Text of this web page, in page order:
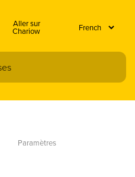
Aller sur
Chariow
Paramètres